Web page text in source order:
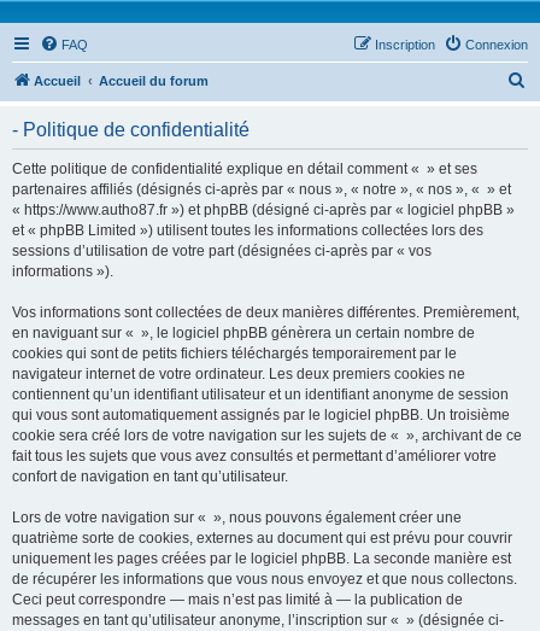
FAQ Connexion
Inscription
Accueil Accueil du forum
- Politique de confidentialité
Cette politique de confidentialité explique en détail comment « » et ses
partenaires affiliés (désignés ci-après par « nous », « notre », « nos », « » et
« https://www.autho87.fr ») et phpBB (désigné ci-après par « logiciel phpBB »
et « phpBB Limited ») utilisent toutes les informations collectées lors des
sessions d’utilisation de votre part (désignées ci-après par « vos
informations »).
Vos informations sont collectées de deux manières différentes. Premièrement,
en naviguant sur « », le logiciel phpBB génèrera un certain nombre de
cookies qui sont de petits fichiers téléchargés temporairement par le
navigateur internet de votre ordinateur. Les deux premiers cookies ne
contiennent qu’un identifiant utilisateur et un identifiant anonyme de session
qui vous sont automatiquement assignés par le logiciel phpBB. Un troisième
cookie sera créé lors de votre navigation sur les sujets de « », archivant de ce
fait tous les sujets que vous avez consultés et permettant d’améliorer votre
confort de navigation en tant qu’utilisateur.
Lors de votre navigation sur « », nous pouvons également créer une
quatrième sorte de cookies, externes au document qui est prévu pour couvrir
uniquement les pages créées par le logiciel phpBB. La seconde manière est
de récupérer les informations que vous nous envoyez et que nous collectons.
Ceci peut correspondre — mais n’est pas limité à — la publication de
messages en tant qu’utilisateur anonyme, l’inscription sur « » (désignée ci-